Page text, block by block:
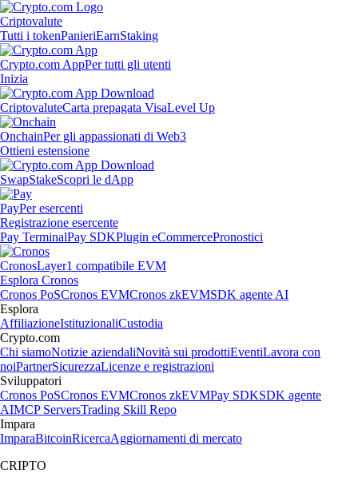
Criptovalute
Tutti i tokenPanieriEarnStaking
Crypto.com AppPer tutti gli utenti
Inizia
CriptovaluteCarta prepagata VisaLevel Up
OnchainPer gli appassionati di Web3
Ottieni estensione
SwapStakeScopri le dApp
PayPer esercenti
Registrazione esercente
Pay TerminalPay SDKPlugin eCommercePronostici
CronosLayer1 compatibile EVM
Esplora Cronos
Cronos PoSCronos EVMCronos zkEVMSDK agente AI
Esplora
AffiliazioneIstituzionaliCustodia
Crypto.com
Chi siamoNotizie aziendaliNovità sui prodottiEventiLavora con
noiPartnerSicurezzaLicenze e registrazioni
Sviluppatori
Cronos PoSCronos EVMCronos zkEVMPay SDKSDK agente
AIMCP ServersTrading Skill Repo
Impara
ImparaBitcoinRicercaAggiornamenti di mercato
CRIPTO